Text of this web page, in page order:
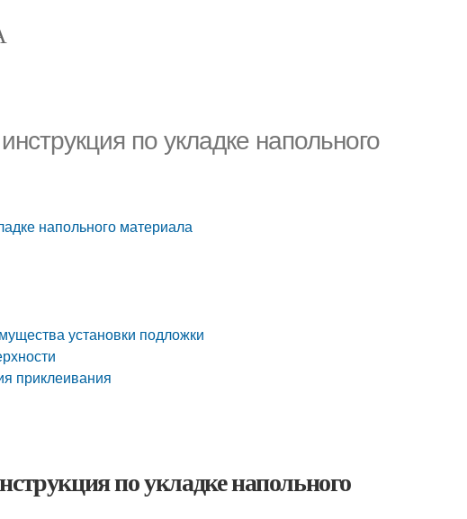
по укладке напольного
напольного материала
установки подложки
приклеивания
по укладке напольного